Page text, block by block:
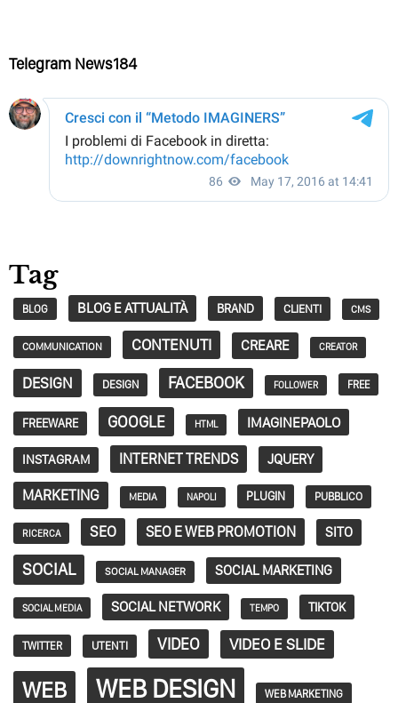
Telegram News184
Tag
BLOG BLOG E ATTUALITÀ BRAND CLIENTI CMS
COMMUNICATION CONTENUTI CREARE CREATOR
DESIGN DESIGN FACEBOOK FOLLOWER FREE
FREEWARE GOOGLE HTML IMAGINEPAOLO
INSTAGRAM INTERNET TRENDS JQUERY
MARKETING MEDIA NAPOLI PLUGIN PUBBLICO
RICERCA SEO SEO E WEB PROMOTION SITO
SOCIAL SOCIAL MANAGER SOCIAL MARKETING
SOCIAL MEDIA SOCIAL NETWORK TEMPO TIKTOK
TWITTER UTENTI VIDEO VIDEO E SLIDE
WEB WEB DESIGN WEB MARKETING